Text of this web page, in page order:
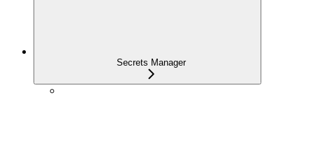
Secrets Manager